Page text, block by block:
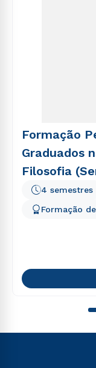
Formação
Graduados
Filosofia
4 semestres
Formação